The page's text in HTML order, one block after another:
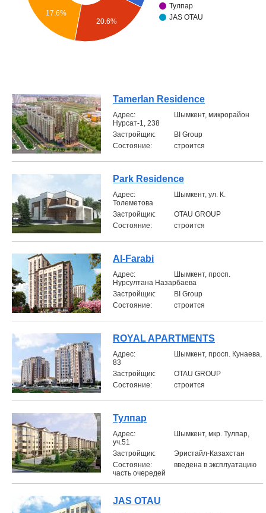
Кабинет
Тулпар
JAS OTAU
17.6%
20.6%
Tamerlan Residence
Aдрес:
Шымкент, микрорайон
Нурсат-1, 238
Застройщик:
BI Group
Состояние:
строится
Park Residence
Aдрес:
Шымкент, ул. К.
Толеметова
Застройщик:
OTAU GROUP
Состояние:
строится
Al-Farabi
Aдрес:
Шымкент, просп.
Нурсултана Назарбаева
Застройщик:
BI Group
Состояние:
строится
ROYAL APARTMENTS
Aдрес:
Шымкент, просп. Кунаева,
83
Застройщик:
OTAU GROUP
Состояние:
строится
Тулпар
Aдрес:
Шымкент, мкр. Тулпар,
уч.51
Застройщик:
Эристайл-Казахстан
Состояние:
введена в эксплуатацию
часть очередей
JAS OTAU